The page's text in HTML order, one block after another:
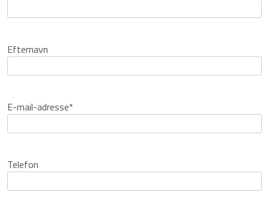
Efternavn
E-mail-adresse*
Telefon